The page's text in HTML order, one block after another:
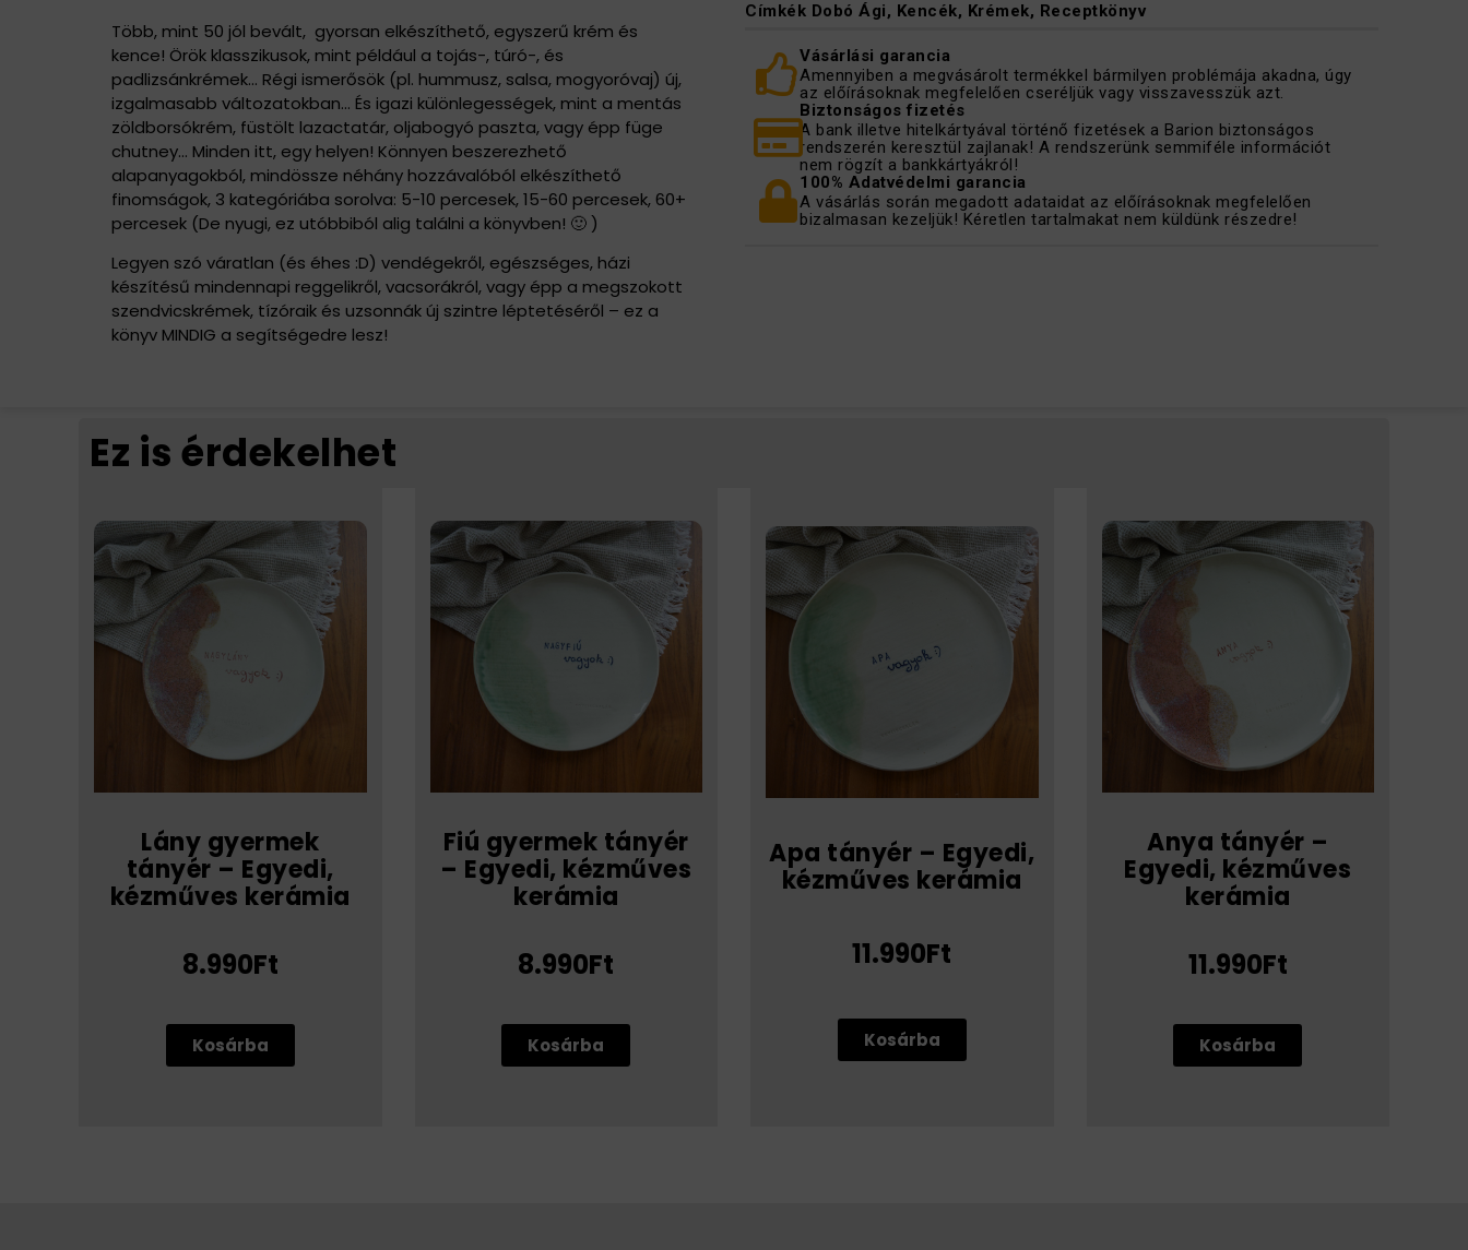
Több, mint 50 jól bevált, gyorsan elkészíthető, egyszerű krém és
kence! Örök klasszikusok, mint például a tojás-, túró-, és
padlizsánkrémek… Régi ismerősök (pl. hummusz, salsa, mogyoróvaj) új,
izgalmasabb változatokban… És igazi különlegességek, mint a mentás
zöldborsókrém, füstölt lazactatár, oljabogyó paszta, vagy épp füge
chutney… Minden itt, egy helyen! Könnyen beszerezhető
alapanyagokból, mindössze néhány hozzávalóból elkészíthető
finomságok, 3 kategóriába sorolva: 5-10 percesek, 15-60 percesek, 60+
percesek (De nyugi, ez utóbbiból alig találni a könyvben! 🙂 )
Legyen szó váratlan (és éhes :D) vendégekről, egészséges, házi
készítésű mindennapi reggelikről, vacsorákról, vagy épp a megszokott
szendvicskrémek, tízóraik és uzsonnák új szintre léptetéséről – ez a
könyv MINDIG a segítségedre lesz!
Címkék Dobó Ági, Kencék, Krémek, Receptkönyv
Vásárlási garancia
Amennyiben a megvásárolt termékkel bármilyen problémája akadna, úgy
az előírásoknak megfelelően cseréljük vagy visszavesszük azt.
Biztonságos fizetés
A bank illetve hitelkártyával történő fizetések a Barion biztonságos
rendszerén keresztül zajlanak! A rendszerünk semmiféle információt
nem rögzít a bankkártyákról!
100% Adatvédelmi garancia
A vásárlás során megadott adataidat az előírásoknak megfelelően
bizalmasan kezeljük! Kéretlen tartalmakat nem küldünk részedre!
Ez is érdekelhet
Lány gyermek
tányér – Egyedi,
kézműves kerámia
8.990Ft
Kosárba
Fiú gyermek tányér
– Egyedi, kézműves
kerámia
8.990Ft
Kosárba
Apa tányér – Egyedi,
kézműves kerámia
11.990Ft
Kosárba
Anya tányér –
Egyedi, kézműves
kerámia
11.990Ft
Kosárba